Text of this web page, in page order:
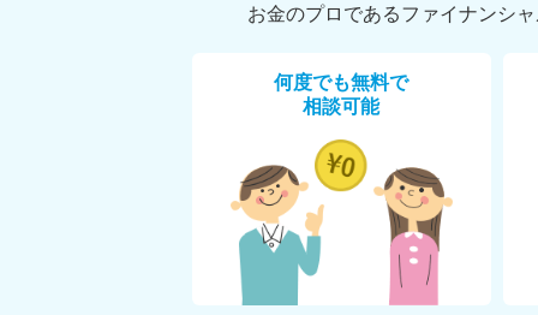
お金のプロであるファイナンシ
何度でも無料で
相談可能